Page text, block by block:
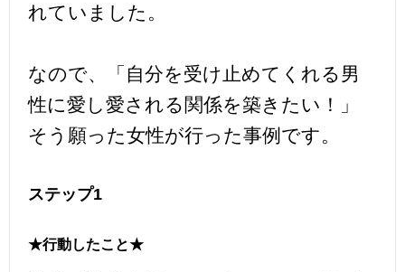
れていました。
なので、「自分を受け止めてくれる男
性に愛し愛される関係を築きたい！」
そう願った女性が行った事例です。
ステップ1
★行動したこと★